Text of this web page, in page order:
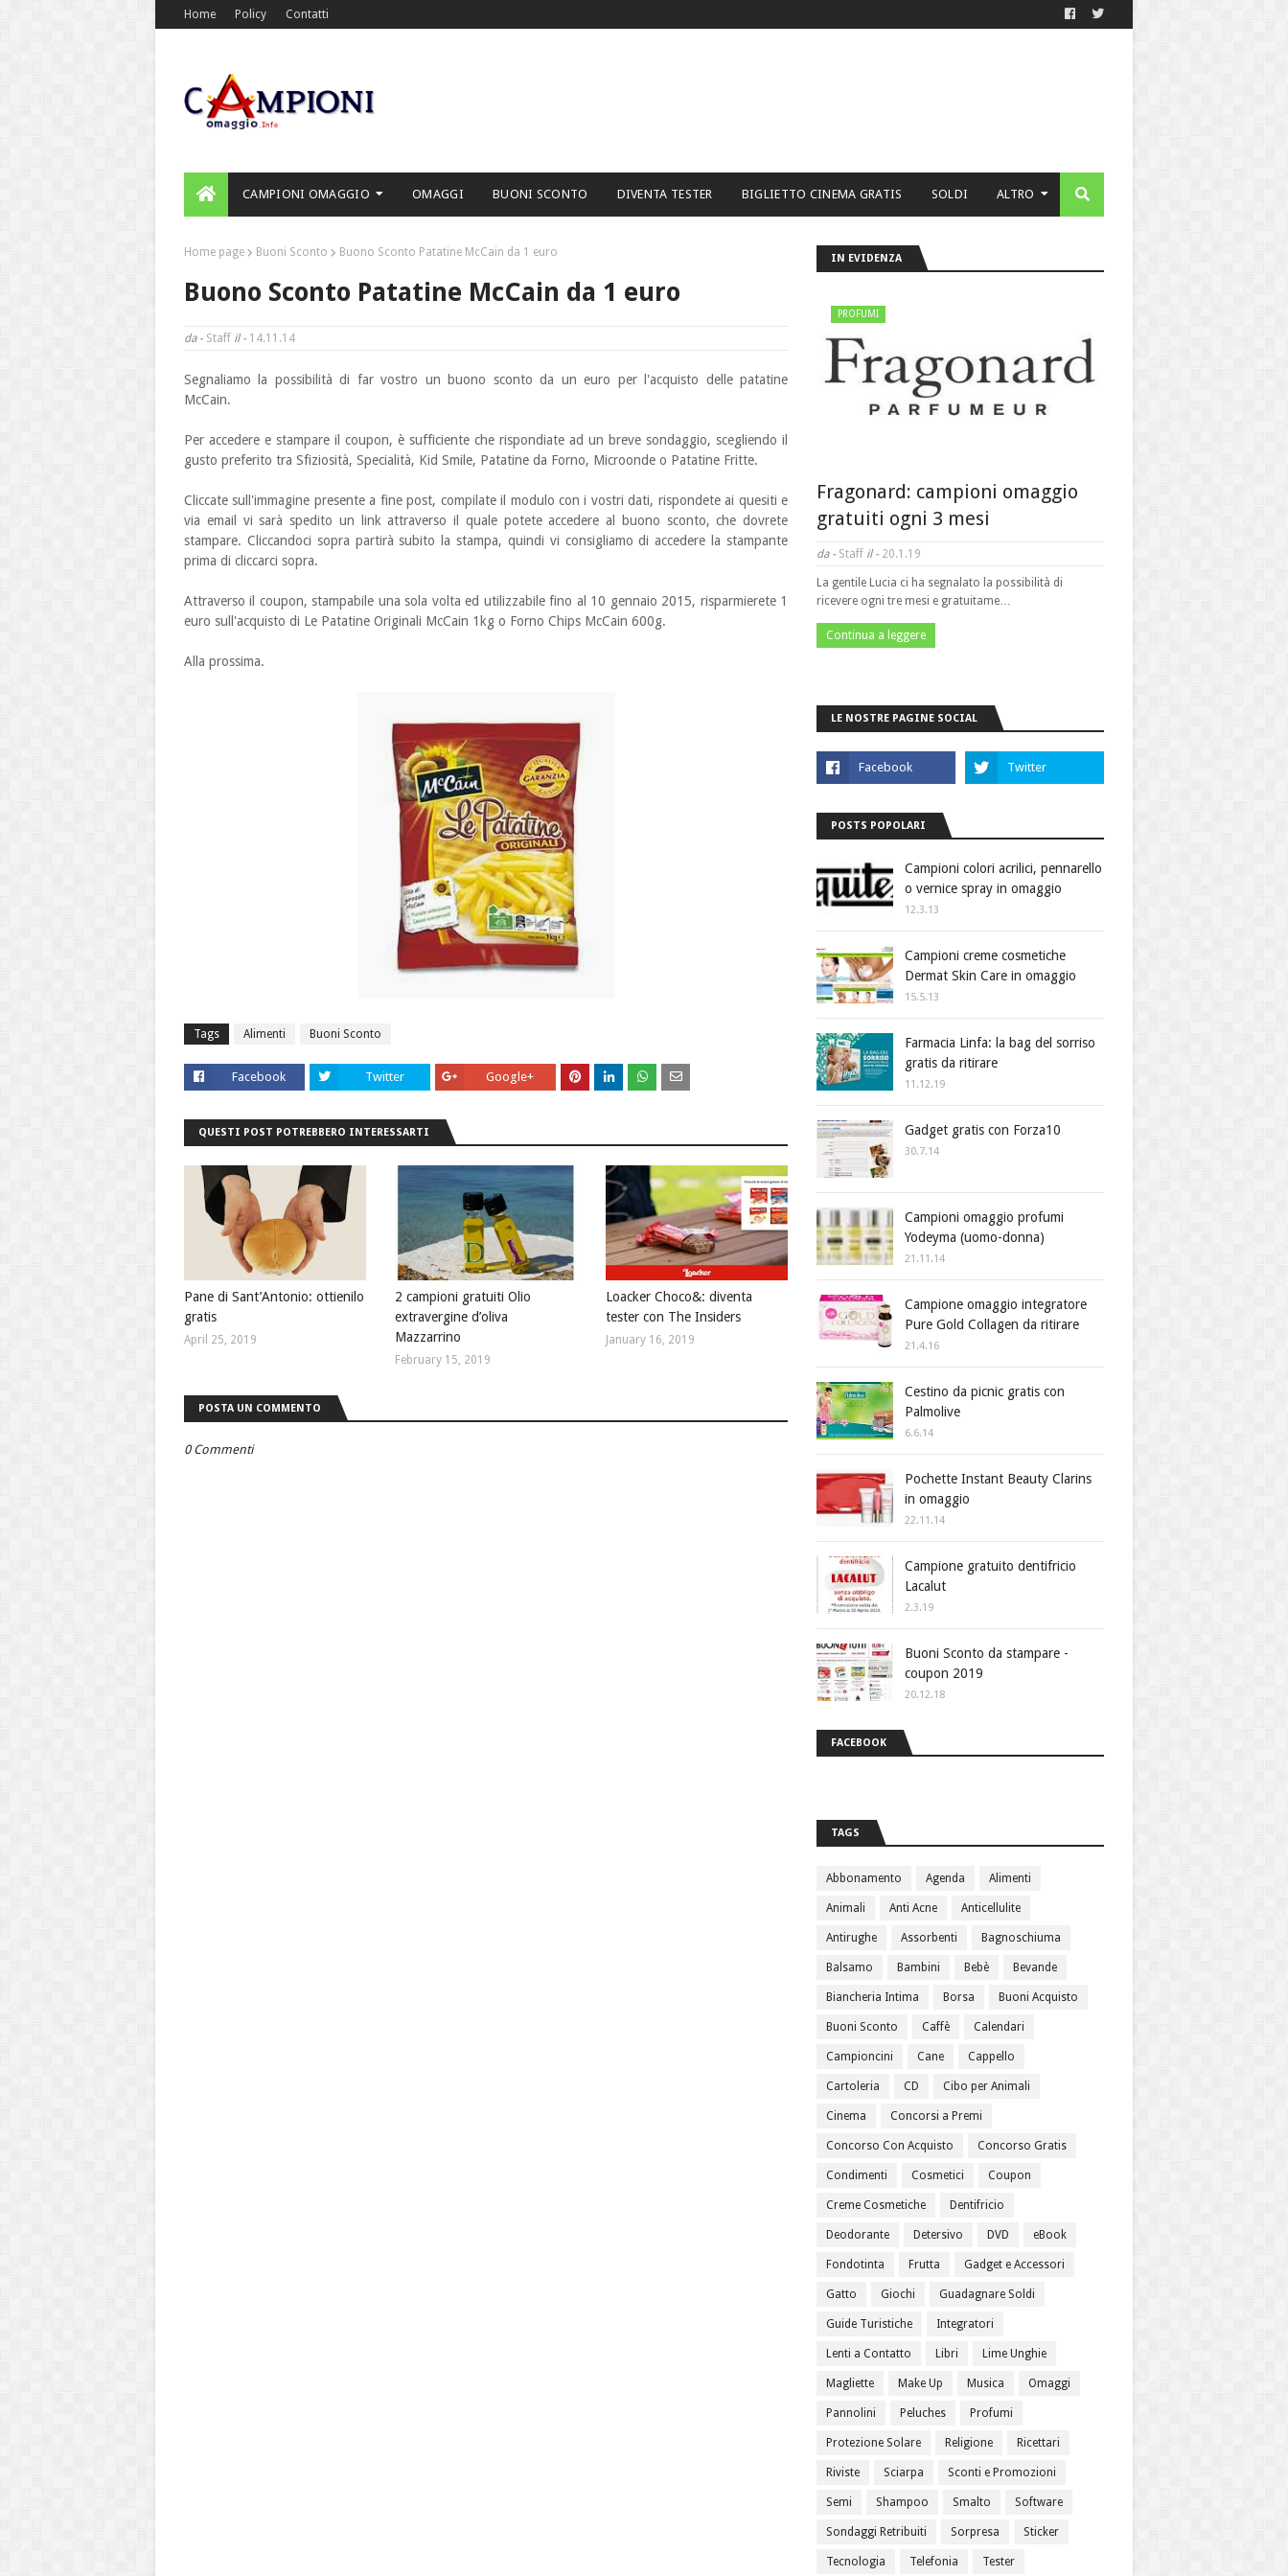
Home Policy Contatti
CAMPIONI OMAGGIO OMAGGI BUONI SCONTO DIVENTA TESTER BIGLIETTO CINEMA GRATIS SOLDI ALTRO
Home page Buoni Sconto Buono Sconto Patatine McCain da 1 euro
Buono Sconto Patatine McCain da 1 euro
da - Staff il - 14.11.14
Segnaliamo la possibilità di far vostro un buono sconto da un euro per l'acquisto delle patatine
McCain.
Per accedere e stampare il coupon, è sufficiente che rispondiate ad un breve sondaggio, scegliendo il
gusto preferito tra Sfiziosità, Specialità, Kid Smile, Patatine da Forno, Microonde o Patatine Fritte.
Cliccate sull'immagine presente a fine post, compilate il modulo con i vostri dati, rispondete ai quesiti e
via email vi sarà spedito un link attraverso il quale potete accedere al buono sconto, che dovrete
stampare. Cliccandoci sopra partirà subito la stampa, quindi vi consigliamo di accedere la stampante
prima di cliccarci sopra.
Attraverso il coupon, stampabile una sola volta ed utilizzabile fino al 10 gennaio 2015, risparmierete 1
euro sull'acquisto di Le Patatine Originali McCain 1kg o Forno Chips McCain 600g.
Alla prossima.
Tags Alimenti Buoni Sconto
Facebook Twitter Google+
QUESTI POST POTREBBERO INTERESSARTI
Pane di Sant’Antonio: ottienilo
gratis
April 25, 2019
2 campioni gratuiti Olio
extravergine d’oliva
Mazzarrino
February 15, 2019
Loacker Choco&: diventa
tester con The Insiders
January 16, 2019
POSTA UN COMMENTO
0 Commenti
IN EVIDENZA
PROFUMI
Fragonard: campioni omaggio
gratuiti ogni 3 mesi
da - Staff il - 20.1.19
La gentile Lucia ci ha segnalato la possibilità di
ricevere ogni tre mesi e gratuitame…
Continua a leggere
LE NOSTRE PAGINE SOCIAL
POSTS POPOLARI
Campioni colori acrilici, pennarello
o vernice spray in omaggio
12.3.13
Campioni creme cosmetiche
Dermat Skin Care in omaggio
15.5.13
Farmacia Linfa: la bag del sorriso
gratis da ritirare
11.12.19
Gadget gratis con Forza10
30.7.14
Campioni omaggio profumi
Yodeyma (uomo-donna)
21.11.14
Campione omaggio integratore
Pure Gold Collagen da ritirare
21.4.16
Cestino da picnic gratis con
Palmolive
6.6.14
Pochette Instant Beauty Clarins
in omaggio
22.11.14
Campione gratuito dentifricio
Lacalut
2.3.19
Buoni Sconto da stampare -
coupon 2019
20.12.18
FACEBOOK
TAGS
Abbonamento Agenda Alimenti
Animali Anti Acne Anticellulite
Antirughe Assorbenti Bagnoschiuma
Balsamo Bambini Bebè Bevande
Biancheria Intima Borsa Buoni Acquisto
Buoni Sconto Caffè Calendari
Campioncini Cane Cappello
Cartoleria CD Cibo per Animali
Cinema Concorsi a Premi
Concorso Con Acquisto Concorso Gratis
Condimenti Cosmetici Coupon
Creme Cosmetiche Dentifricio
Deodorante Detersivo DVD eBook
Fondotinta Frutta Gadget e Accessori
Gatto Giochi Guadagnare Soldi
Guide Turistiche Integratori
Lenti a Contatto Libri Lime Unghie
Magliette Make Up Musica Omaggi
Pannolini Peluches Profumi
Protezione Solare Religione Ricettari
Riviste Sciarpa Sconti e Promozioni
Semi Shampoo Smalto Software
Sondaggi Retribuiti Sorpresa Sticker
Tecnologia Telefonia Tester